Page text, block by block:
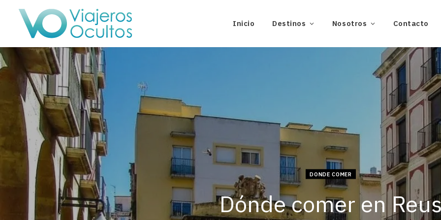
Inicio Destinos Nosotros Contacto
DONDE COMER
Dónde comer en